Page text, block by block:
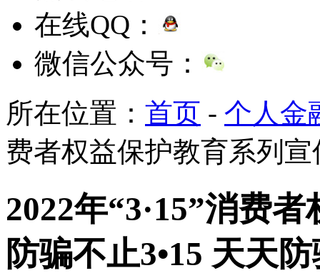
在线QQ：
微信公众号：
所在位置： 首页 - 个人金
费者权益保护教育系列
2022年“3·15”消费
防骗不止3•15 天天